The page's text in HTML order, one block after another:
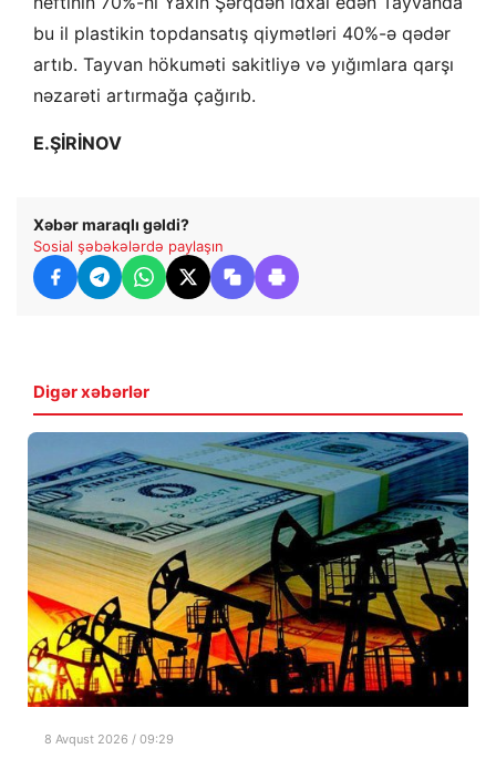
bu il plastikin topdansatış qiymətləri 40%-ə qədər
artıb. Tayvan hökuməti sakitliyə və yığımlara qarşı
nəzarəti artırmağa çağırıb.
E.ŞİRİNOV
Xəbər maraqlı gəldi?
Sosial şəbəkələrdə paylaşın
Digər xəbərlər
8 Avqust 2026 / 09:29